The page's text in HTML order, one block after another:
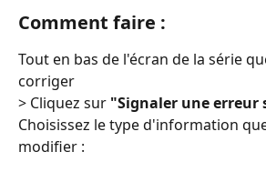
Comment faire :
Tout en bas de l'écran de la série
corriger
> Cliquez sur "Signaler une erreur
Choisissez le type d'information
modifier :